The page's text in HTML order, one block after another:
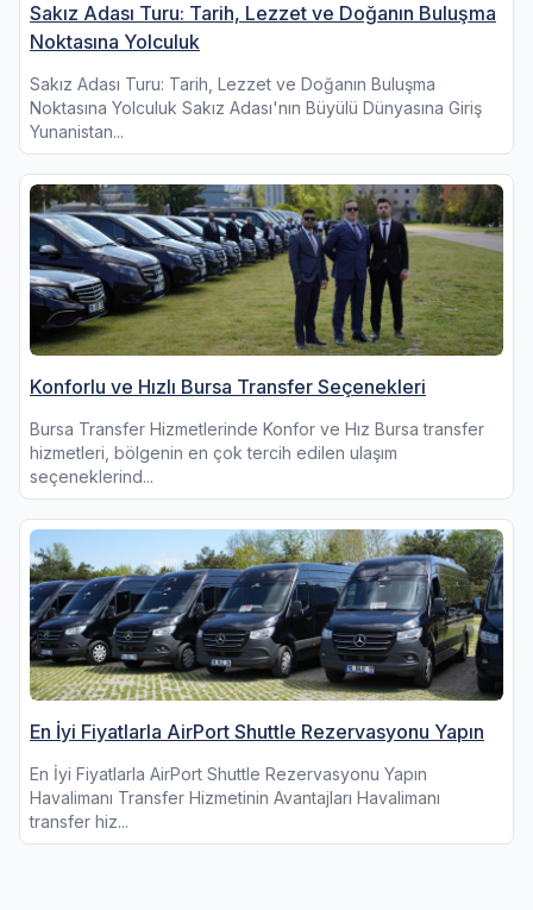
Sakız Adası Turu: Tarih, Lezzet ve Doğanın Buluşma
Noktasına Yolculuk
Sakız Adası Turu: Tarih, Lezzet ve Doğanın Buluşma
Noktasına Yolculuk Sakız Adası'nın Büyülü Dünyasına Giriş
Yunanistan...
Konforlu ve Hızlı Bursa Transfer Seçenekleri
Bursa Transfer Hizmetlerinde Konfor ve Hız Bursa transfer
hizmetleri, bölgenin en çok tercih edilen ulaşım
seçeneklerind...
En İyi Fiyatlarla AirPort Shuttle Rezervasyonu Yapın
En İyi Fiyatlarla AirPort Shuttle Rezervasyonu Yapın
Havalimanı Transfer Hizmetinin Avantajları Havalimanı
transfer hiz...